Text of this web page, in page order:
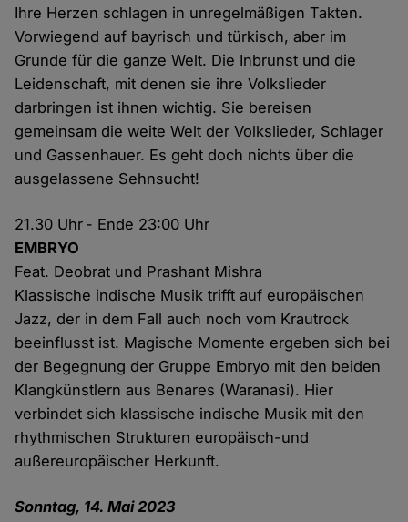
Ihre Herzen schlagen in unregelmäßigen Takten.
Vorwiegend auf bayrisch und türkisch, aber im
Grunde für die ganze Welt. Die Inbrunst und die
Leidenschaft, mit denen sie ihre Volkslieder
darbringen ist ihnen wichtig. Sie bereisen
gemeinsam die weite Welt der Volkslieder, Schlager
und Gassenhauer. Es geht doch nichts über die
ausgelassene Sehnsucht!
21.30 Uhr - Ende 23:00 Uhr
EMBRYO
Feat. Deobrat und Prashant Mishra
Klassische indische Musik trifft auf europäischen
Jazz, der in dem Fall auch noch vom Krautrock
beeinflusst ist. Magische Momente ergeben sich bei
der Begegnung der Gruppe Embryo mit den beiden
Klangkünstlern aus Benares (Waranasi). Hier
verbindet sich klassische indische Musik mit den
rhythmischen Strukturen europäisch-und
außereuropäischer Herkunft.
Sonntag, 14. Mai 2023